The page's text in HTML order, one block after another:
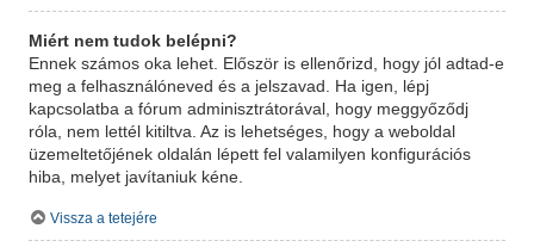
Miért nem tudok belépni?
Ennek számos oka lehet. Először is ellenőrizd, hogy jól adtad-e
meg a felhasználóneved és a jelszavad. Ha igen, lépj
kapcsolatba a fórum adminisztrátorával, hogy meggyőződj
róla, nem lettél kitiltva. Az is lehetséges, hogy a weboldal
üzemeltetőjének oldalán lépett fel valamilyen konfigurációs
hiba, melyet javítaniuk kéne.
Vissza a tetejére